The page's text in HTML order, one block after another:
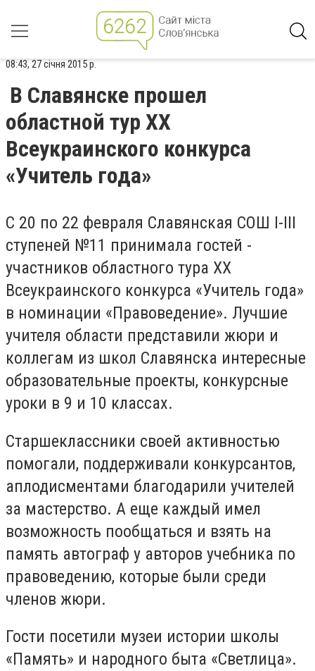
08:43, 27 січня 2015 р.
В Славянске прошел
областной тур XX
Всеукраинского конкурса
«Учитель года»
С 20 по 22 февраля Славянская СОШ I-III
ступеней №11 принимала гостей -
участников областного тура XX
Всеукраинского конкурса «Учитель года»
в номинации «Правоведение». Лучшие
учителя области представили жюри и
коллегам из школ Славянска интересные
образовательные проекты, конкурсные
уроки в 9 и 10 классах.
Старшеклассники своей активностью
помогали, поддерживали конкурсантов,
аплодисментами благодарили учителей
за мастерство. А еще каждый имел
возможность пообщаться и взять на
память автограф у авторов учебника по
правоведению, которые были среди
членов жюри.
Гости посетили музеи истории школы
«Память» и народного быта «Светлица».